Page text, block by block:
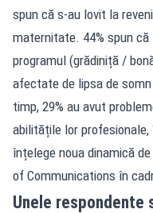
spun că s-au lovit la
maternitate. 44% spun
programul (grădiniță /
afectate de lipsa de
timp, 29% au avut
abilitățile lor
înțelege noua dinamică
of Communications în
Unele respondente